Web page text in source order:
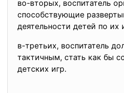
во-вторых, воспитатель
способствующие
деятельности детей по их
в-третьих, воспитатель
тактичным, стать как бы
детских игр.